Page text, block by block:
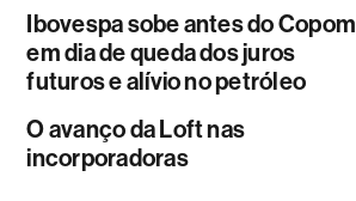
Ibovespa sobe antes do Copom
em dia de queda dos juros
futuros e alívio no petróleo
O avanço da Loft nas
incorporadoras